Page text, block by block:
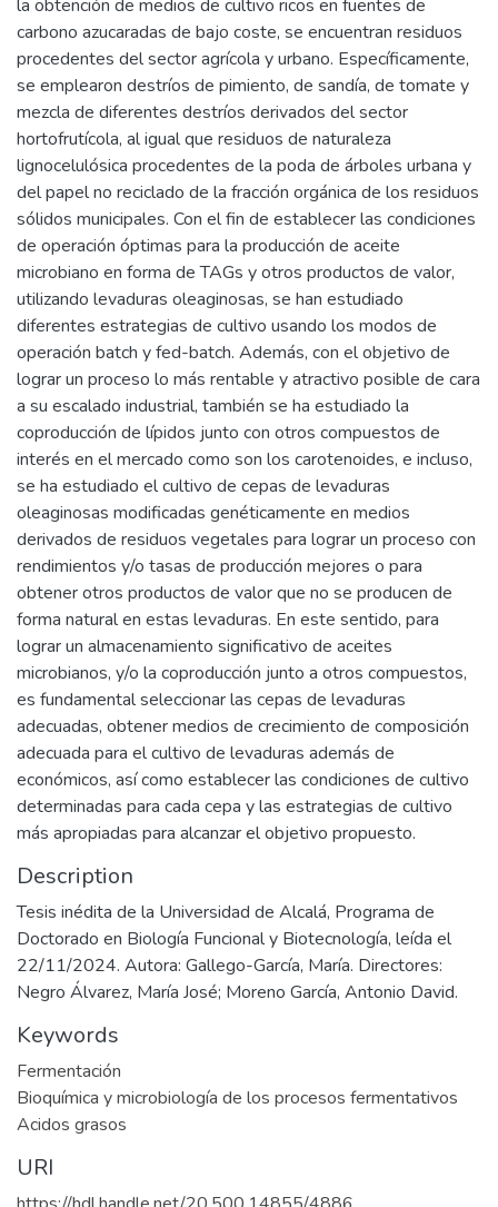
la obtención de medios de cultivo ricos en fuentes de
carbono azucaradas de bajo coste, se encuentran residuos
procedentes del sector agrícola y urbano. Específicamente,
se emplearon destríos de pimiento, de sandía, de tomate y
mezcla de diferentes destríos derivados del sector
hortofrutícola, al igual que residuos de naturaleza
lignocelulósica procedentes de la poda de árboles urbana y
del papel no reciclado de la fracción orgánica de los residuos
sólidos municipales. Con el fin de establecer las condiciones
de operación óptimas para la producción de aceite
microbiano en forma de TAGs y otros productos de valor,
utilizando levaduras oleaginosas, se han estudiado
diferentes estrategias de cultivo usando los modos de
operación batch y fed-batch. Además, con el objetivo de
lograr un proceso lo más rentable y atractivo posible de cara
a su escalado industrial, también se ha estudiado la
coproducción de lípidos junto con otros compuestos de
interés en el mercado como son los carotenoides, e incluso,
se ha estudiado el cultivo de cepas de levaduras
oleaginosas modificadas genéticamente en medios
derivados de residuos vegetales para lograr un proceso con
rendimientos y/o tasas de producción mejores o para
obtener otros productos de valor que no se producen de
forma natural en estas levaduras. En este sentido, para
lograr un almacenamiento significativo de aceites
microbianos, y/o la coproducción junto a otros compuestos,
es fundamental seleccionar las cepas de levaduras
adecuadas, obtener medios de crecimiento de composición
adecuada para el cultivo de levaduras además de
económicos, así como establecer las condiciones de cultivo
determinadas para cada cepa y las estrategias de cultivo
más apropiadas para alcanzar el objetivo propuesto.
Description
Tesis inédita de la Universidad de Alcalá, Programa de
Doctorado en Biología Funcional y Biotecnología, leída el
22/11/2024. Autora: Gallego-García, María. Directores:
Negro Álvarez, María José; Moreno García, Antonio David.
Keywords
Fermentación
Bioquímica y microbiología de los procesos fermentativos
Acidos grasos
URI